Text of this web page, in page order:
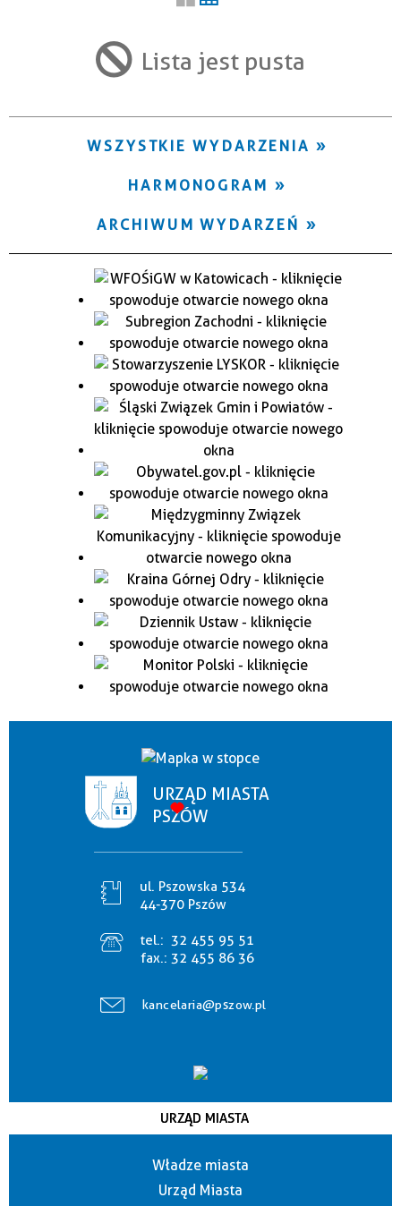
Trwające w zakresie Lista jest pusta
WSZYSTKIE WYDARZENIA
HARMONOGRAM
ARCHIWUM WYDARZEŃ
URZĄD MIASTA
PSZÓW
ul. Pszowska 534
44-370 Pszów
tel.: 32 455 95 51
fax.: 32 455 86 36
kancelaria@pszow.pl
URZĄD MIASTA
Władze miasta
Urząd Miasta